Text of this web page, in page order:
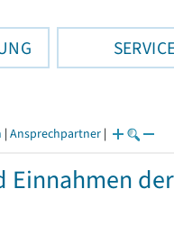
| Ansprechpartner |
Einnahmen